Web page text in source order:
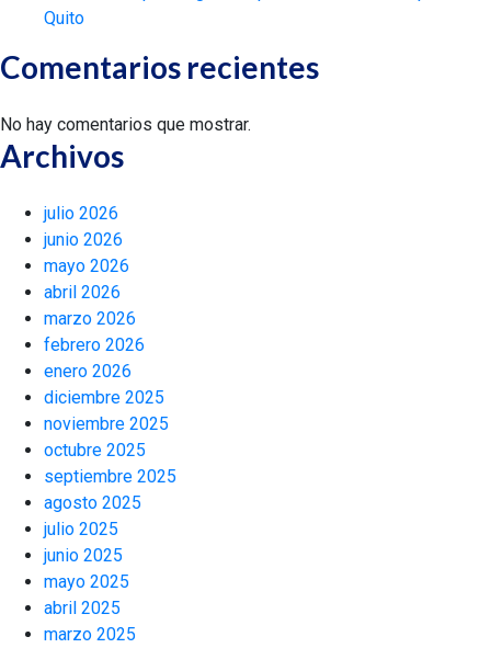
Quito
Comentarios recientes
No hay comentarios que mostrar.
Archivos
julio 2026
junio 2026
mayo 2026
abril 2026
marzo 2026
febrero 2026
enero 2026
diciembre 2025
noviembre 2025
octubre 2025
septiembre 2025
agosto 2025
julio 2025
junio 2025
mayo 2025
abril 2025
marzo 2025